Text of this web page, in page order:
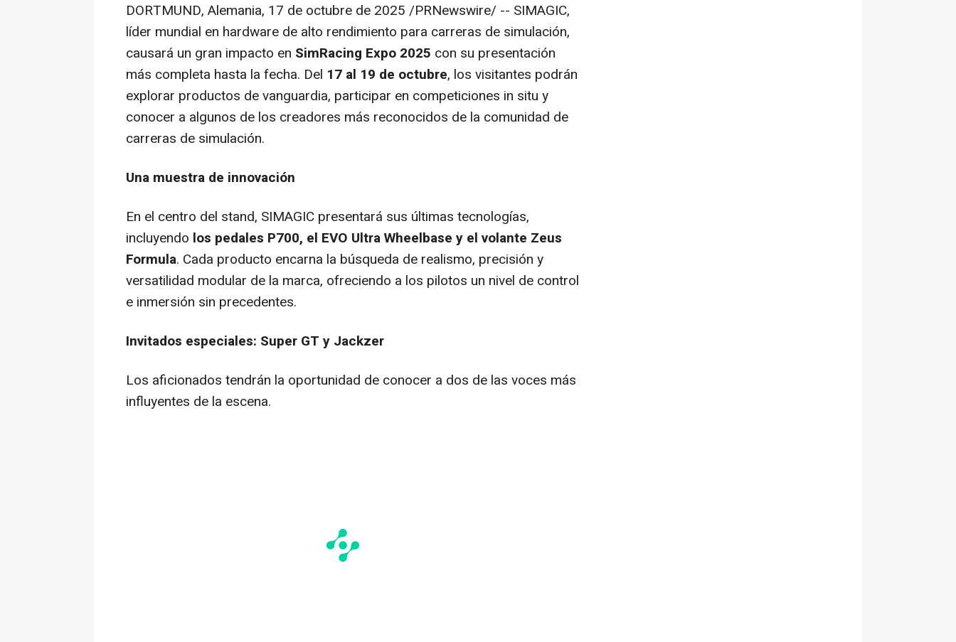
DORTMUND, Alemania, 17 de octubre de 2025 /PRNewswire/ -- SIMAGIC,
líder mundial en hardware de alto rendimiento para carreras de simulación,
causará un gran impacto en SimRacing Expo 2025 con su presentación
más completa hasta la fecha. Del 17 al 19 de octubre, los visitantes podrán
explorar productos de vanguardia, participar en competiciones in situ y
conocer a algunos de los creadores más reconocidos de la comunidad de
carreras de simulación.
Una muestra de innovación
En el centro del stand, SIMAGIC presentará sus últimas tecnologías,
incluyendo los pedales P700, el EVO Ultra Wheelbase y el volante Zeus
Formula. Cada producto encarna la búsqueda de realismo, precisión y
versatilidad modular de la marca, ofreciendo a los pilotos un nivel de control
e inmersión sin precedentes.
Invitados especiales: Super GT y Jackzer
Los aficionados tendrán la oportunidad de conocer a dos de las voces más
influyentes de la escena.